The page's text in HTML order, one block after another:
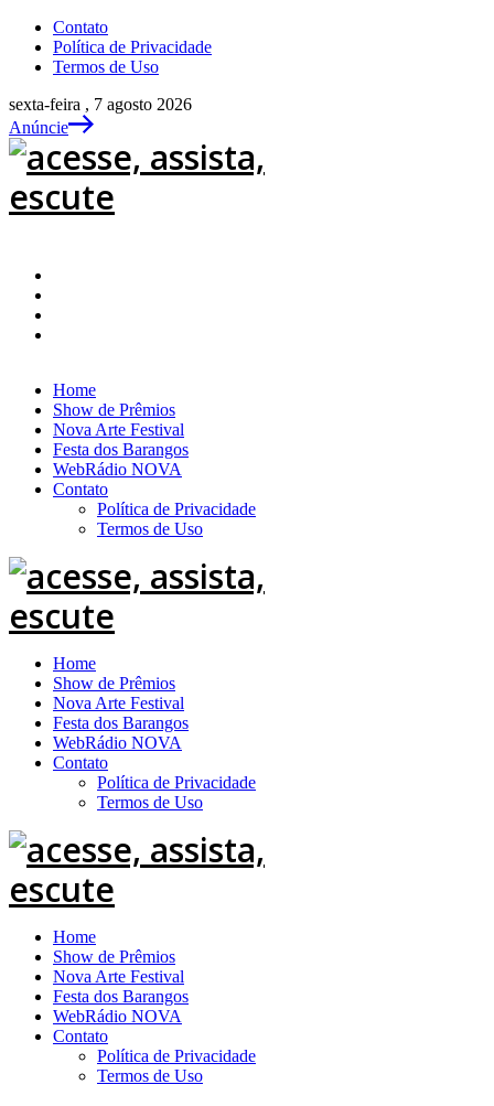
Contato
Política de Privacidade
Termos de Uso
sexta-feira , 7 agosto 2026
Anúncie
Home
Show de Prêmios
Nova Arte Festival
Festa dos Barangos
WebRádio NOVA
Contato
Política de Privacidade
Termos de Uso
Home
Show de Prêmios
Nova Arte Festival
Festa dos Barangos
WebRádio NOVA
Contato
Política de Privacidade
Termos de Uso
Home
Show de Prêmios
Nova Arte Festival
Festa dos Barangos
WebRádio NOVA
Contato
Política de Privacidade
Termos de Uso